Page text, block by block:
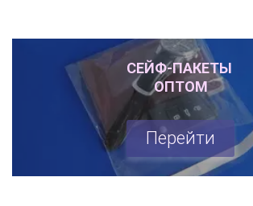
СЕЙФ-ПАКЕТЫ
ОПТОМ
Перейти